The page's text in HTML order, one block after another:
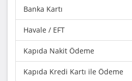
Banka Kartı
Havale / EFT
Kapıda Nakit Ödeme
Kapıda Kredi Kartı ile Ödeme